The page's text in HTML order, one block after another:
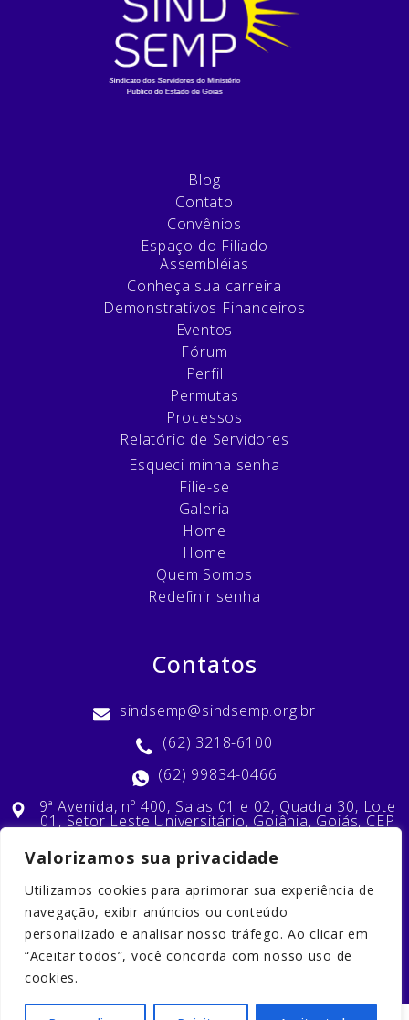
Valorizamos sua privacidade
Utilizamos cookies para aprimorar sua experiência de
navegação, exibir anúncios ou conteúdo
personalizado e analisar nosso tráfego. Ao clicar em
“Aceitar todos”, você concorda com nosso uso de
cookies.
Blog
Contato
Convênios
Espaço do Filiado
Assembléias
Conheça sua carreira
Demonstrativos Financeiros
Eventos
Fórum
Perfil
Permutas
Processos
Relatório de Servidores
Esqueci minha senha
Filie-se
Galeria
Home
Home
Quem Somos
Redefinir senha
Contatos
sindsemp@sindsemp.org.br
(62) 3218-6100
(62) 99834-0466
9ª Avenida, nº 400, Salas 01 e 02, Quadra 30, Lote
01, Setor Leste Universitário, Goiânia, Goiás, CEP
Nossas Redes Sociais